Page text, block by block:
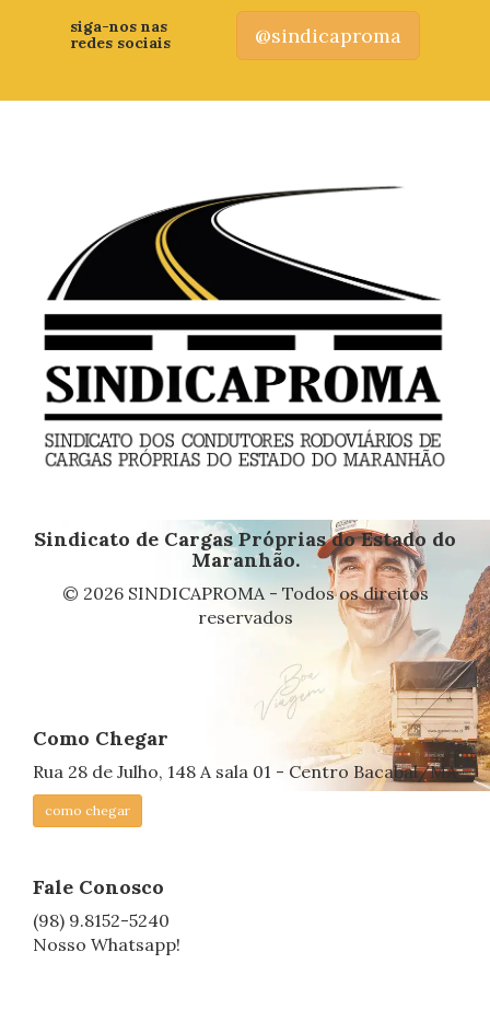
siga-nos nas
redes sociais
@sindicaproma
Sindicato de Cargas Próprias do Estado do
Maranhão.
© 2026 SINDICAPROMA - Todos os direitos
reservados
Como Chegar
Rua 28 de Julho, 148 A sala 01 - Centro Bacabal/MA
como chegar
Fale Conosco
(98) 9.8152-5240
Nosso Whatsapp!